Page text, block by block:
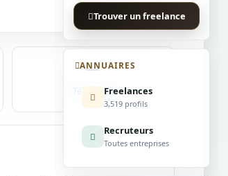
—
Télétravail
Trouver un freelance
ANNUAIRES
Freelances
3,519 profils
Recruteurs
Toutes entreprises